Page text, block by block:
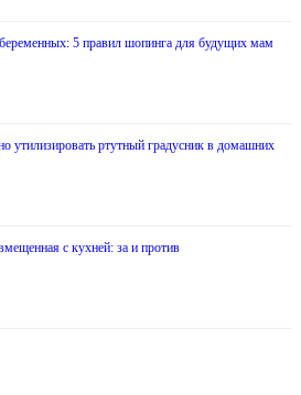
5 правил шопинга для будущих мам
утилизировать ртутный градусник в домашних
с кухней: за и против